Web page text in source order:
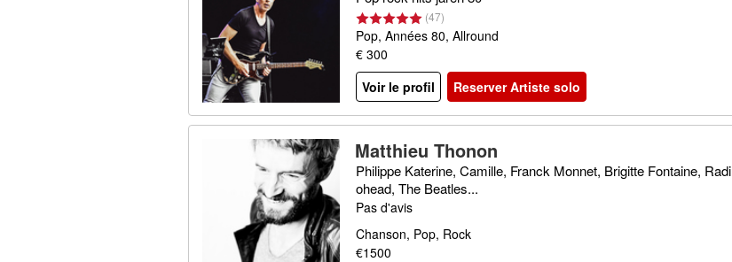
(47)
Pop, Années 80, Allround
€ 300
Voir le profil
Reserver Artiste solo
Matthieu Thonon
Philippe Katerine, Camille, Franck Monnet, Brigitte Fontaine, Radi
ohead, The Beatles...
Pas d'avis
Chanson, Pop, Rock
€1500